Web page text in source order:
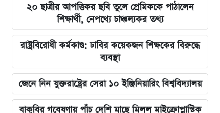
২০ ছাত্রীর আপত্তিকর ছবি তুলে প্রেমিককে পাঠালেন
শিক্ষার্থী, নেপথ্যে চাঞ্চল্যকর তথ্য
রাষ্ট্রবিরোধী কর্মকাণ্ড: ঢাবির কয়েকজন শিক্ষকের বিরুদ্ধে
ব্যবস্থা
জেনে নিন যুক্তরাষ্ট্রের সেরা ১০ ইঞ্জিনিয়ারিং বিশ্ববিদ্যালয়
বাকৃবির গবেষণায় পাঁচ দেশি মাছে মিলল মাইক্রোপ্লাস্টিক